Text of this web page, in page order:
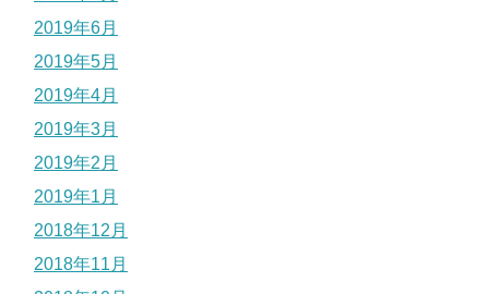
2019年6月
2019年5月
2019年4月
2019年3月
2019年2月
2019年1月
2018年12月
2018年11月